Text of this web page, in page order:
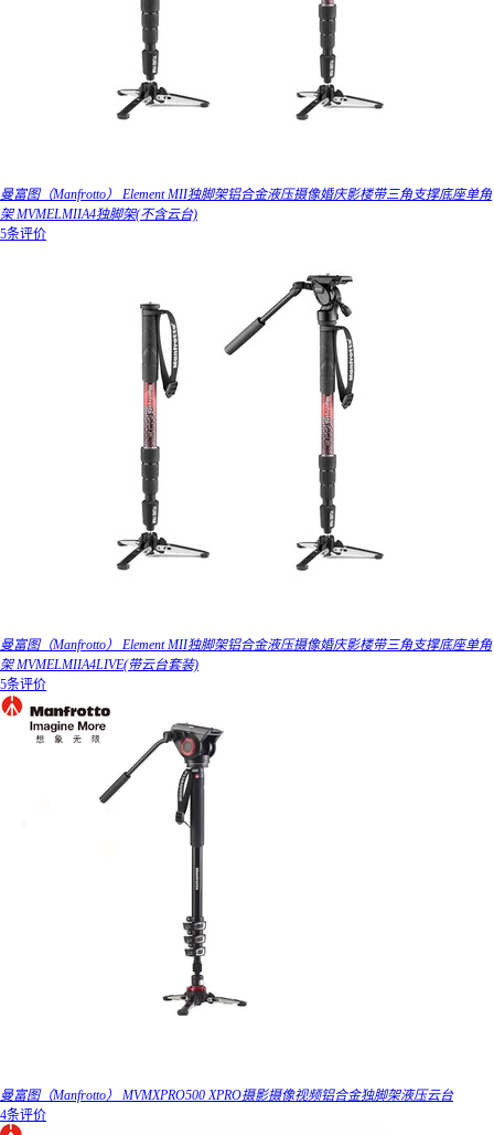
曼富图（Manfrotto） Element MII独脚架铝合金液压摄像婚庆影楼带三角支撑底座单角
架 MVMELMIIA4独脚架(不含云台)
5条评价
曼富图（Manfrotto） Element MII独脚架铝合金液压摄像婚庆影楼带三角支撑底座单角
架 MVMELMIIA4LIVE(带云台套装)
5条评价
曼富图（Manfrotto） MVMXPRO500 XPRO摄影摄像视频铝合金独脚架液压云台
4条评价